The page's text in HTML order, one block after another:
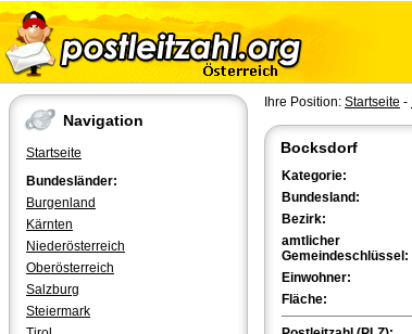
Navigation
Startseite
Bundesländer:
Burgenland
Kärnten
Niederösterreich
Oberösterreich
Salzburg
Steiermark
Ihre Position: Startseite -
Bocksdorf
Kategorie:
Bundesland:
Bezirk:
amtlicher
Gemeindeschlüssel:
Einwohner:
Fläche: